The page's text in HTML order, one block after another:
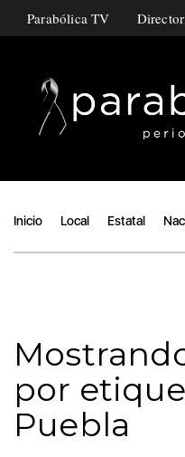
Parabólica TV
Inicio Local Estatal
por
Puebla